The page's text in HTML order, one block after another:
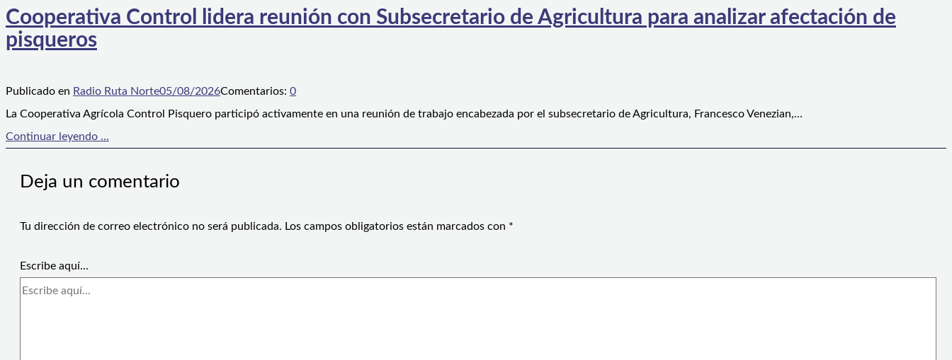
Cooperativa Control lidera reunión con Subsecretario de Agricultura para analizar afectación de
pisqueros
Publicado en Radio Ruta Norte05/08/2026Comentarios: 0
La Cooperativa Agrícola Control Pisquero participó activamente en una reunión de trabajo encabezada por el subsecretario de Agricultura, Francesco Venezian,…
Continuar leyendo ...
Deja un comentario
Tu dirección de correo electrónico no será publicada. Los campos obligatorios están marcados con *
Escribe aquí...